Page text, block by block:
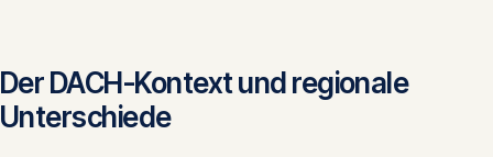
Der DACH-Kontext und regionale
Unterschiede